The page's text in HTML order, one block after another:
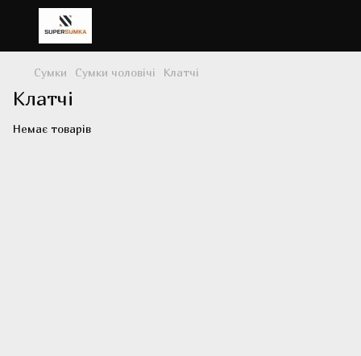
Сумки Сумки чоловічі Клатчі
Клатчі
Немає товарів